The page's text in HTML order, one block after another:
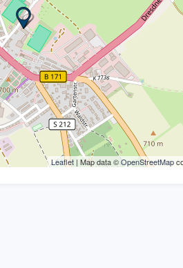
Leaflet | Map data ©OpenStreetMap